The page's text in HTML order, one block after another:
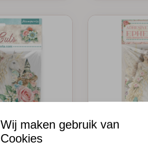
Wij maken gebruik van
Cookies